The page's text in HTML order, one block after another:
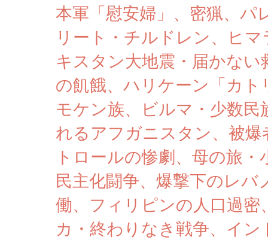
本軍「慰安婦」、密猟、パ
リート・チルドレン、ヒ
キスタン大地震・届かな
の飢餓、ハリケーン「カ
モケン族、ビルマ・少数
れるアフガニスタン、被
トロールの惨劇、母の旅
民主化闘争、爆撃下のレ
働、フィリピンの人口過
カ・終わりなき戦争、イ